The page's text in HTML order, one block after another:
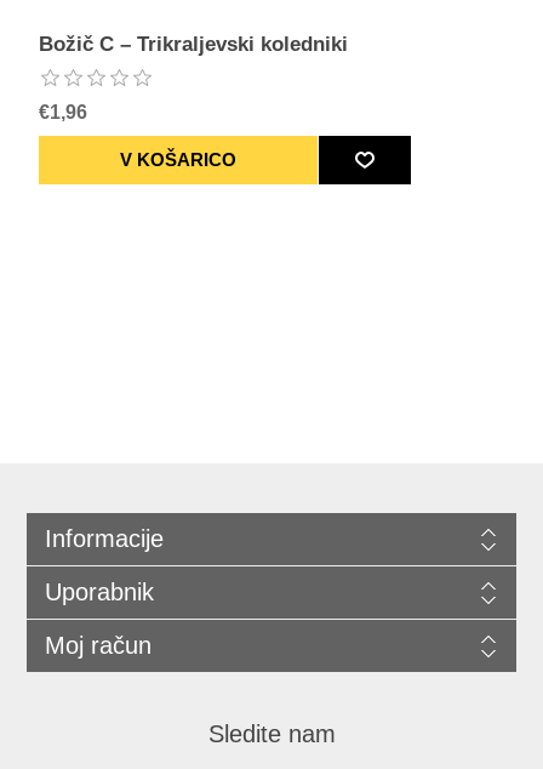
Božič C – Trikraljevski koledniki
€1,96
Informacije
Uporabnik
Moj račun
Sledite nam